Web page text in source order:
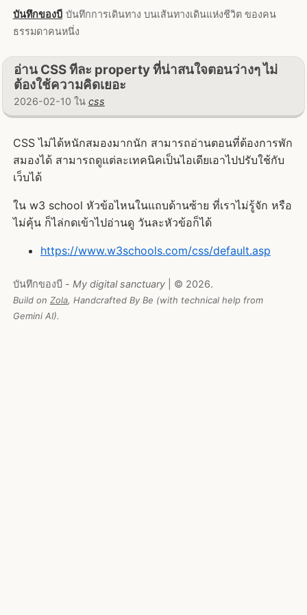
บันทึกของบี บันทึกการเดินทาง บนเส้นทางเดินแห่งชีวิต ของคน
ธรรมดาคนหนึ่ง
อ่าน CSS ทีละ property ที่น่าสนใจตอนว่างๆ ไม่
ต้องใช้ความคิดเยอะ
2026-02-10 ใน css
CSS ไม่ได้หนักสมองมากนัก สามารถอ่านตอนที่ต้องการพัก
สมองได้ สามารถดูแต่ละเทคนิคเป็นไอเดียเอาไปปรับใช้กับ
เว็บได้
ใน w3 school หัวข้อไหนในแถบด้านซ้าย ที่เราไม่รู้จัก หรือ
ไม่คุ้น ก็ไล่กดเข้าไปอ่านดู วันละหัวข้อก็ได้
https://www.w3schools.com/css/default.asp
บันทึกของบี - My digital sanctuary| © 2026.
Build on Zola, Handcrafted By Be (with technical help from
Gemini AI).